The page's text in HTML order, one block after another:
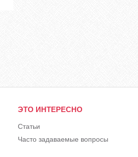
ЭТО ИНТЕРЕСНО
Статьи
Часто задаваемые вопросы